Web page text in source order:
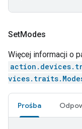
SetModes
Więcej informacji o
Prośba